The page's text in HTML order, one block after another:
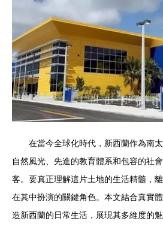
在當今全球化時代，新西蘭作為南
自然風光、先進的教育體系和包容的社
客。要真正理解這片土地的生活精髓，
在其中扮演的關鍵角色。本文結合真實
造新西蘭的日常生活，展現其多維度的魅